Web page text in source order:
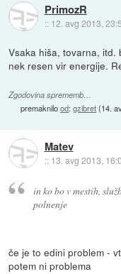
PrimozR
:: 12. avg 2013,
Vsaka hiša, tovarna, itd.
nek resen vir energije.
Zgodovina sprememb…
premaknilood:gzibret(14.
Matev
:: 13. avg 2013,
in ko bo v mestih,
polnenje
če je to edini problem -
potem ni problema